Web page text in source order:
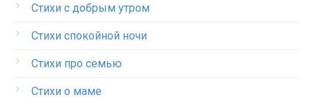
Стихи с добрым утром
Стихи спокойной ночи
Стихи про семью
Стихи о маме